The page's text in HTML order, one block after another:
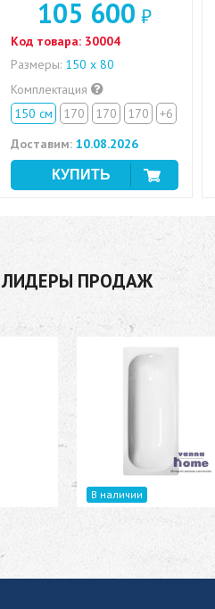
105 600 ₽
Код товара: 30004
Размеры: 150 х 80
Комплектация
150 см
170 170 170
+6
Доставим: 10.08.2026
ЛИДЕРЫ ПРОДАЖ
В наличии